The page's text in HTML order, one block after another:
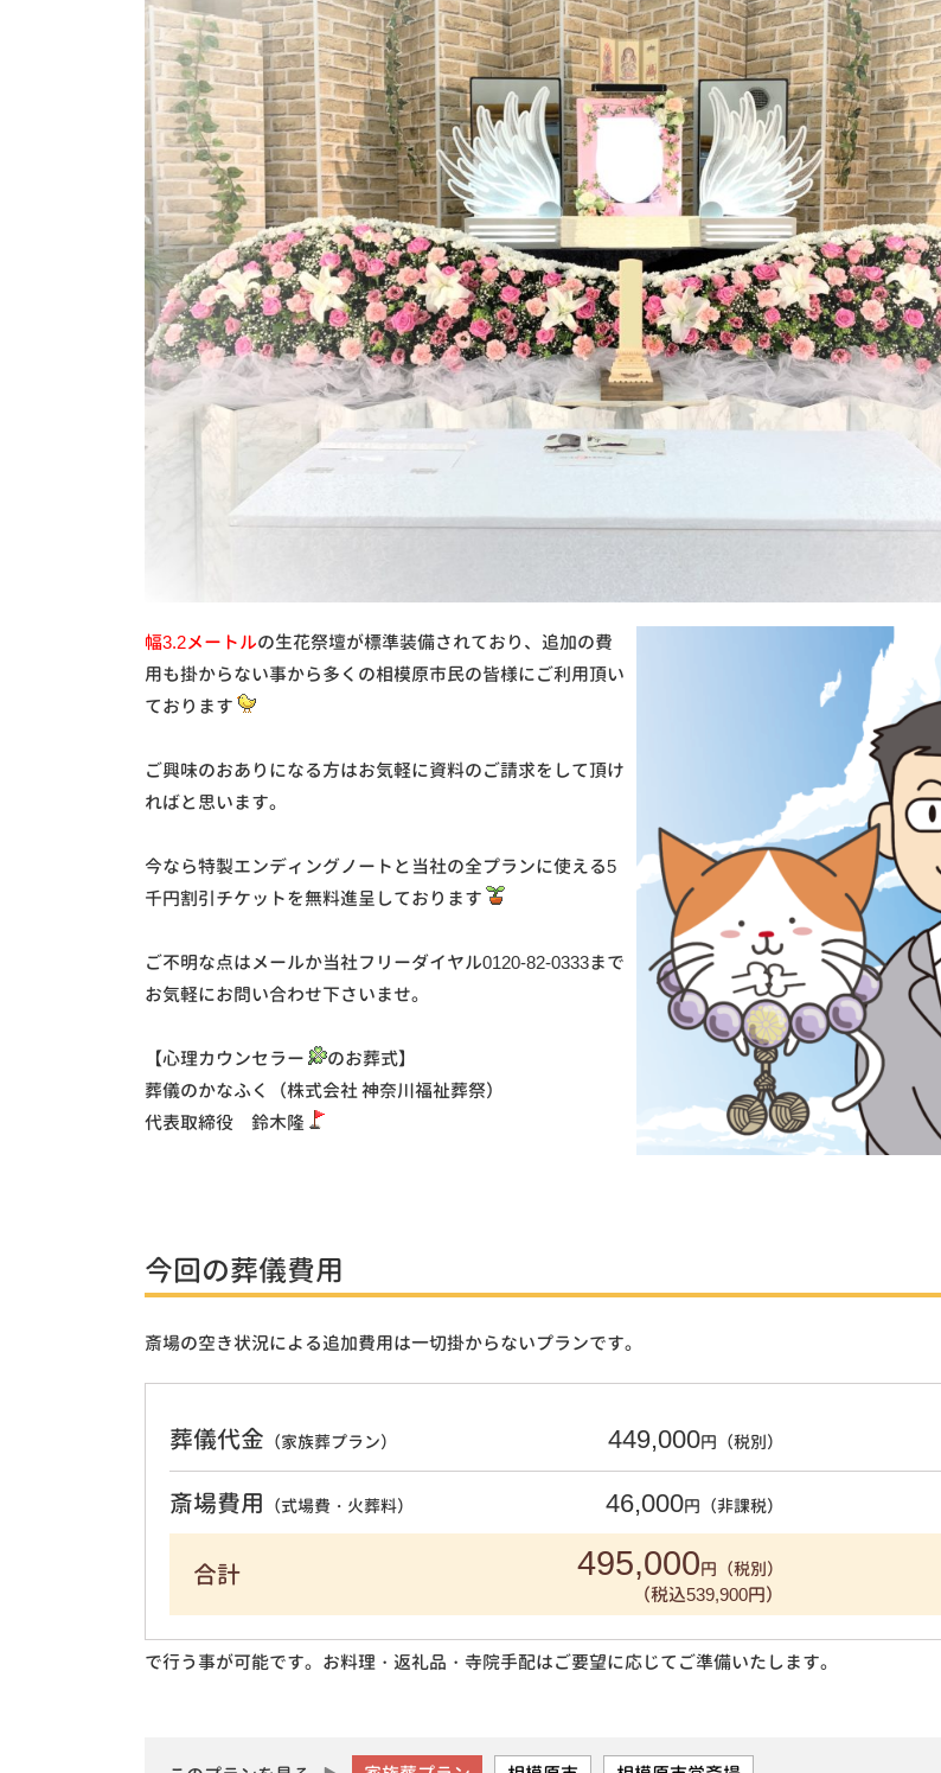
幅3.2メートルの生花祭壇が標準装備されており、追加の費
用も掛からない事から多くの相模原市民の皆様にご利用頂い
ております
ご興味のおありになる方はお気軽に資料のご請求をして頂け
ればと思います。
今なら特製エンディングノートと当社の全プランに使える5
千円割引チケットを無料進呈しております
ご不明な点はメールか当社フリーダイヤル0120-82-0333まで
お気軽にお問い合わせ下さいませ。
【心理カウンセラー
のお葬式】
葬儀のかなふく（株式会社 神奈川福祉葬祭）
代表取締役 鈴木隆
今回の葬儀費用
斎場の空き状況による追加費用は一切掛からないプランです。
葬儀代金 （家族葬プラン） 449,000円（税別）
斎場費用 （式場費・火葬料） 46,000円（非課税）
合計 495,000円（税別）
（税込539,900円）
で行う事が可能です。お料理・返礼品・寺院手配はご要望に応じてご準備いたします。